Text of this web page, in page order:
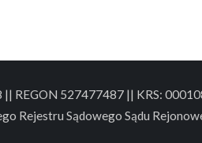
REGON 527477487 || KRS:
Rejestru Sądowego Sądu